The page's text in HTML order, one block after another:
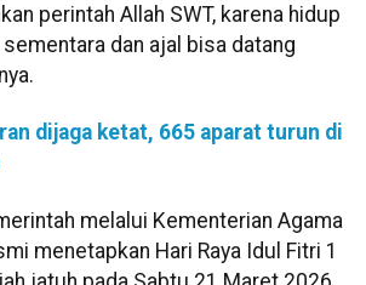
perintah Allah SWT, karena hidup
sementara dan ajal bisa datang
dijaga ketat, 665 aparat turun di
melalui Kementerian Agama
menetapkan Hari Raya Idul Fitri 1